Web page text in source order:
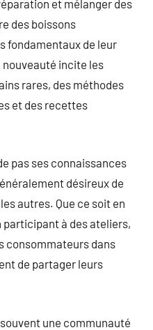
et mélanger des
des boissons
fondamentaux de leur
incite les
rares, des méthodes
et des recettes
pas ses connaissances
désireux de
autres. Que ce soit en
participant à des ateliers,
consommateurs dans
de partager leurs
une communauté